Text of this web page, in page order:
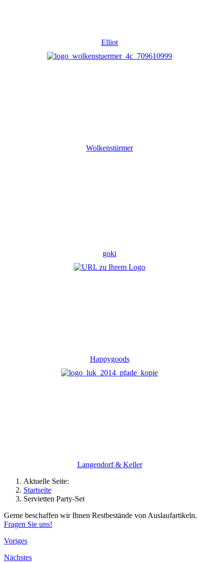
Elliot
Wolkenstürmer
goki
Happygoods
Langendorf & Keller
Aktuelle Seite:
Startseite
Servietten Party-Set
Gerne beschaffen wir Ihnen Restbestände von Auslaufartikeln.
Fragen Sie uns!
Voriges
Nächstes